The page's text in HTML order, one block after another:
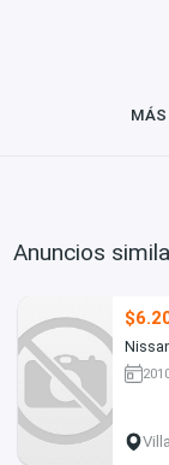
MÁS
Anuncios